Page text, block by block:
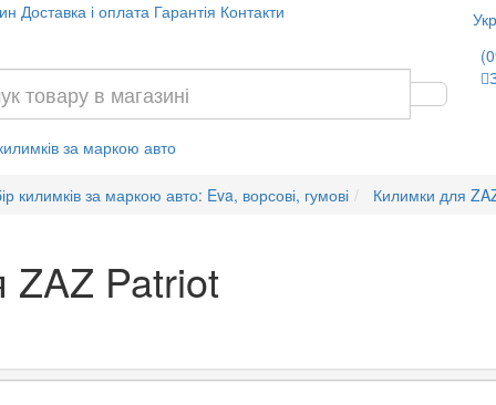
Доставка і оплата Гарантія Контакти
за маркою авто
килимків за маркою авто: Eva, ворсові, гумові Килимки для
ZAZ Patriot